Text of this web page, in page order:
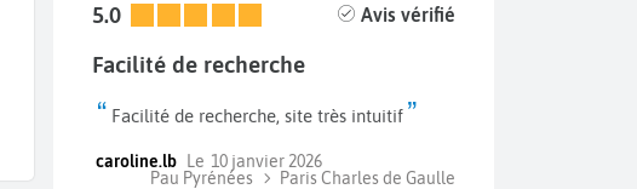
5.0 Avis vérifié
Facilité de recherche
Facilité de recherche, site très intuitif
caroline.lb Le 10 janvier 2026
Pau Pyrénées
Paris Charles de Gaulle